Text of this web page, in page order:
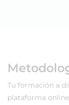
Tu formación a
plataforma